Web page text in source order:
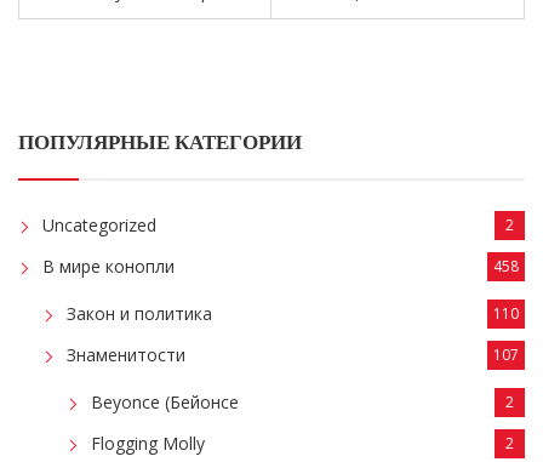
ПОПУЛЯРНЫЕ КАТЕГОРИИ
Uncategorized 2
В мире конопли 458
Закон и политика 110
Знаменитости 107
Beyonce (Бейонсе 2
Flogging Molly 2